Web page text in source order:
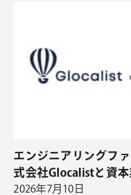
エンジニアリングフ
式会社Glocalistと資
2026年7月10日